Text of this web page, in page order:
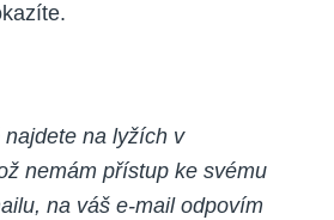
na lyžích v
nemám přístup ke svému
na váš e-mail odpovím